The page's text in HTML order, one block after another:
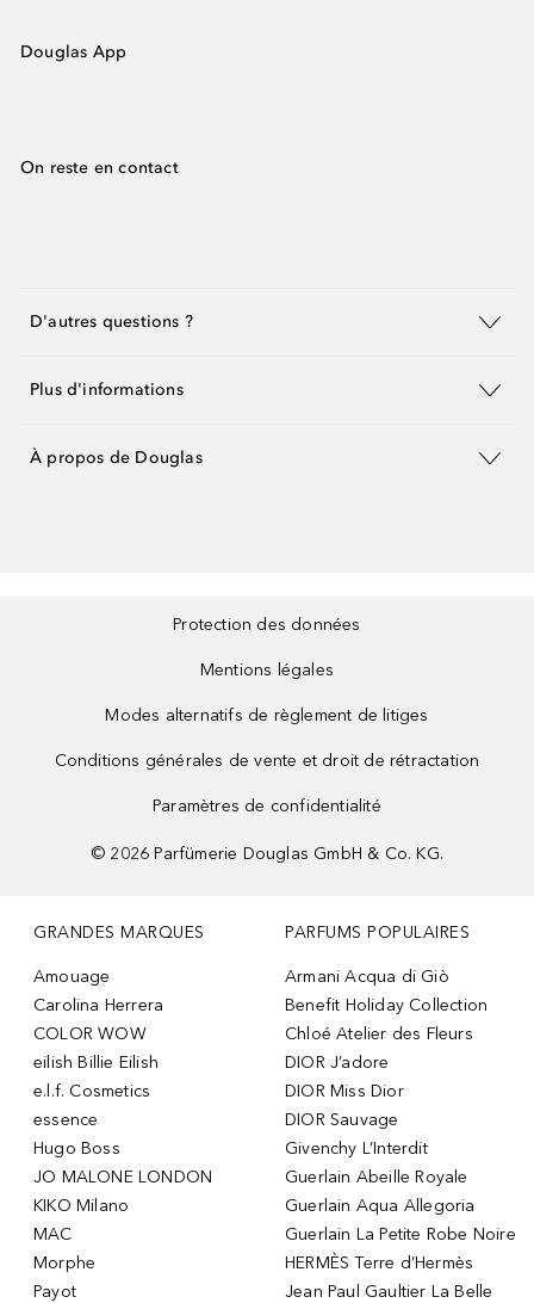
Douglas App
On reste en contact
D'autres questions ?
Plus d'informations
À propos de Douglas
Protection des données
Mentions légales
Modes alternatifs de règlement de litiges
Conditions générales de vente et droit de rétractation
Paramètres de confidentialité
© 2026 Parfümerie Douglas GmbH & Co. KG.
GRANDES MARQUES
Amouage
Carolina Herrera
COLOR WOW
eilish Billie Eilish
e.l.f. Cosmetics
essence
Hugo Boss
JO MALONE LONDON
KIKO Milano
MAC
Morphe
Payot
PARFUMS POPULAIRES
Armani Acqua di Giò
Benefit Holiday Collection
Chloé Atelier des Fleurs
DIOR J’adore
DIOR Miss Dior
DIOR Sauvage
Givenchy L’Interdit
Guerlain Abeille Royale
Guerlain Aqua Allegoria
Guerlain La Petite Robe Noire
HERMÈS Terre d’Hermès
Jean Paul Gaultier La Belle